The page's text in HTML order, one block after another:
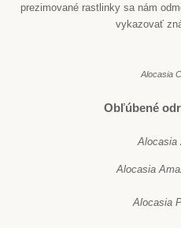
prezimované rastlinky sa nám
vykazovať
Alocasia
Obľúbené
Alocasia
Alocasia
Alocasia